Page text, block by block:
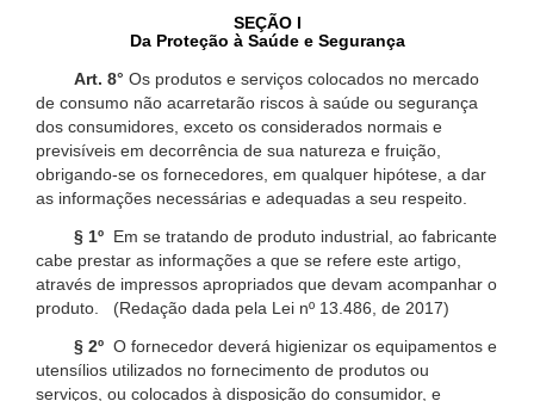
SEÇÃO I
Da Proteção à Saúde e Segurança
Art. 8° Os produtos e serviços colocados no mercado
de consumo não acarretarão riscos à saúde ou segurança
dos consumidores, exceto os considerados normais e
previsíveis em decorrência de sua natureza e fruição,
obrigando-se os fornecedores, em qualquer hipótese, a dar
as informações necessárias e adequadas a seu respeito.
§ 1º Em se tratando de produto industrial, ao fabricante
cabe prestar as informações a que se refere este artigo,
através de impressos apropriados que devam acompanhar o
produto. (Redação dada pela Lei nº 13.486, de 2017)
§ 2º O fornecedor deverá higienizar os equipamentos e
utensílios utilizados no fornecimento de produtos ou
serviços, ou colocados à disposição do consumidor, e